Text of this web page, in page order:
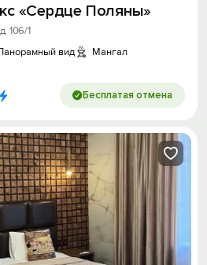
«Сердце Поляны»
106/1
вид Мангал
Бесплатая отмена